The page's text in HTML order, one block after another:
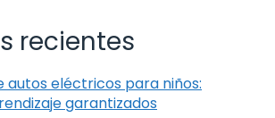
recientes
autos eléctricos para niños:
garantizados